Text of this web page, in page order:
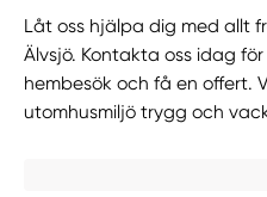
Låt oss hjälpa dig med allt
Älvsjö. Kontakta oss idag
hembesök och få en offert.
utomhusmiljö trygg och